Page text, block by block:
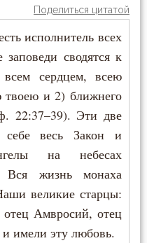
Поделиться цитатой
исполнитель всех
сводятся к
сердцем, всею
и 2) ближнего
22:37–39). Эти две
весь Закон и
на небесах
Вся жизнь монаха
великие старцы:
Амвросий, отец
имели эту любовь.